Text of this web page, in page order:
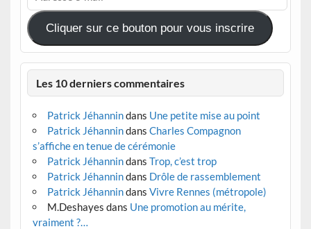
mail
Cliquer sur ce bouton pour vous inscrire
Les 10 derniers commentaires
Patrick Jéhannindans Une petite mise au point
Patrick Jéhannindans Charles Compagnon
s’affiche en tenue de cérémonie
Patrick Jéhannindans Trop, c’est trop
Patrick Jéhannindans Drôle de rassemblement
Patrick Jéhannindans Vivre Rennes (métropole)
M.Deshayes dans Une promotion au mérite,
vraiment ?…